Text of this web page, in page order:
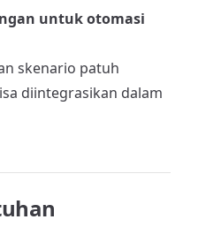
untuk otomasi
skenario patuh
diintegrasikan dalam